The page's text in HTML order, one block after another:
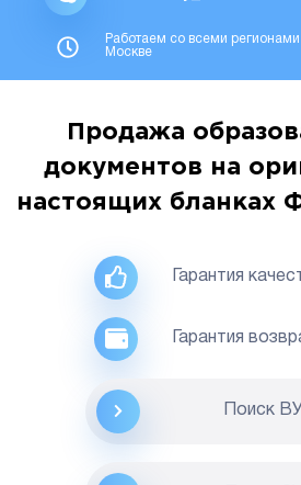
Работаем со всеми
Москве
Продажа
документов на
настоящих бланках
Гарантия
Гарантия
Поиск